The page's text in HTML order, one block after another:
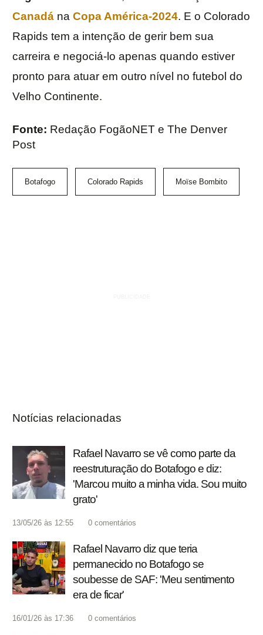
Canadá na Copa América-2024. E o Colorado
Rapids tem a intenção de gerir bem sua
carreira e negociá-lo apenas quando estiver
pronto para atuar em outro nível no futebol do
Velho Continente.
Fonte: Redação FogãoNET e The Denver
Post
Botafogo Colorado Rapids Moïse Bombito
Notícias relacionadas
Rafael Navarro se vê como parte da
reestruturação do Botafogo e diz:
'Marcou muito a minha vida. Sou muito
grato'
13/05/26 às 12:55 0 comentários
Rafael Navarro diz que teria
permanecido no Botafogo se
soubesse de SAF: 'Meu sentimento
era de ficar'
16/01/26 às 17:36 0 comentários